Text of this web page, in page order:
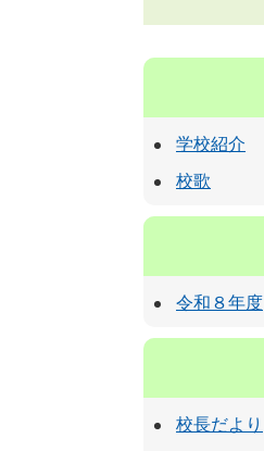
学校紹介
校歌
令和８年度
校長だより